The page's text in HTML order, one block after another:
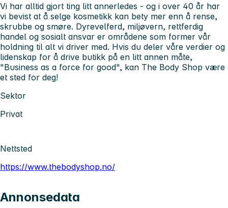
Vi har alltid gjort ting litt annerledes - og i over 40 år har
vi bevist at å selge kosmetikk kan bety mer enn å rense,
skrubbe og smøre. Dyrevelferd, miljøvern, rettferdig
handel og sosialt ansvar er områdene som former vår
holdning til alt vi driver med. Hvis du deler våre verdier og
lidenskap for å drive butikk på en litt annen måte,
"Business as a force for good", kan The Body Shop være
et sted for deg!
Sektor
Privat
Nettsted
https://www.thebodyshop.no/
Annonsedata